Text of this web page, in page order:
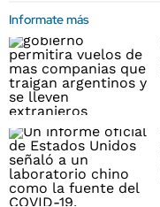
Informate más